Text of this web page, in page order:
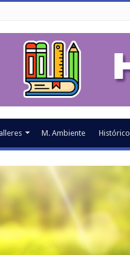
M. Ambiente Histórico